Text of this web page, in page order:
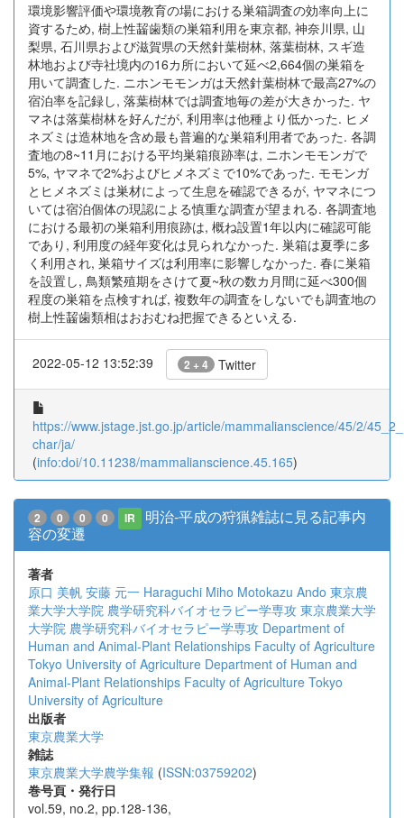
環境影響評価や環境教育の場における巣箱調査の効率向上に
資するため, 樹上性齧歯類の巣箱利用を東京都, 神奈川県, 山
梨県, 石川県および滋賀県の天然針葉樹林, 落葉樹林, スギ造
林地および寺社境内の16カ所において延べ2,664個の巣箱を
用いて調査した. ニホンモモンガは天然針葉樹林で最高27%の
宿泊率を記録し, 落葉樹林では調査地毎の差が大きかった. ヤ
マネは落葉樹林を好んだが, 利用率は他種より低かった. ヒメ
ネズミは造林地を含め最も普遍的な巣箱利用者であった. 各調
査地の8~11月における平均巣箱痕跡率は, ニホンモモンガで
5%, ヤマネで2%およびヒメネズミで10%であった. モモンガ
とヒメネズミは巣材によって生息を確認できるが, ヤマネにつ
いては宿泊個体の現認による慎重な調査が望まれる. 各調査地
における最初の巣箱利用痕跡は, 概ね設置1年以内に確認可能
であり, 利用度の経年変化は見られなかった. 巣箱は夏季に多
く利用され, 巣箱サイズは利用率に影響しなかった. 春に巣箱
を設置し, 鳥類繁殖期をさけて夏~秋の数カ月間に延べ300個
程度の巣箱を点検すれば, 複数年の調査をしないでも調査地の
樹上性齧歯類相はおおむね把握できるといえる.
2022-05-12 13:52:39 2 + 4 Twitter
https://www.jstage.jst.go.jp/article/mammalianscience/45/2/
char/ja/
(info:doi/10.11238/mammalianscience.45.165)
2 0 0 0 IR
明治-平成の狩猟雑誌に見る記事内
容の変遷
著者
原口 美帆 安藤 元一 Haraguchi Miho Motokazu Ando 東京農
業大学大学院 農学研究科バイオセラピー学専攻 東京農業大学
大学院 農学研究科バイオセラピー学専攻 Department of
Human and Animal-Plant Relationships Faculty of Agriculture
Tokyo University of Agriculture Department of Human and
Animal-Plant Relationships Faculty of Agriculture Tokyo
University of Agriculture
出版者
東京農業大学
雑誌
東京農業大学農学集報 (ISSN:03759202)
巻号頁・発行日
vol.59, no.2, pp.128-136,